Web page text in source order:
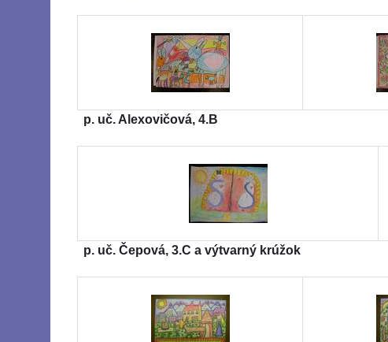
p. uč. Alexovičová, 4.B
p. uč. Čepová, 3.C a výtvarný krúžok